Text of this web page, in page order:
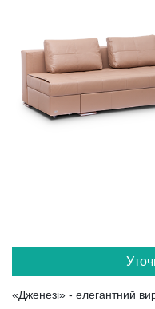
«Дженезі» - елегантний